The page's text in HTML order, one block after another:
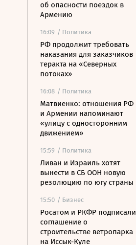
об опасности поездок в
Армению
16:09 / Политика
РФ продолжит требовать
наказания для заказчиков
теракта на «Северных
потоках»
16:08 / Политика
Матвиенко: отношения РФ
и Армении напоминают
«улицу с односторонним
движением»
15:59 / Политика
Ливан и Израиль хотят
вынести в СБ ООН новую
резолюцию по югу страны
15:50 / Бизнес
Росатом и РКФР подписали
соглашение о
строительстве ветропарка
на Иссык-Куле